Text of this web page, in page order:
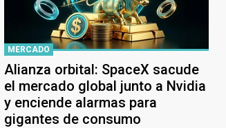
MERCADO
Alianza orbital: SpaceX sacude
el mercado global junto a Nvidia
y enciende alarmas para
gigantes de consumo